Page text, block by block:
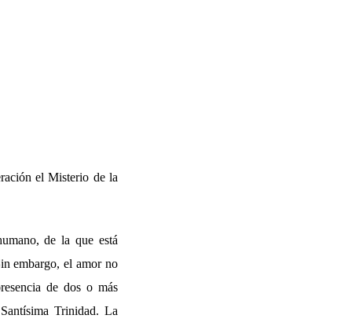
el Misterio de la
de la que está
embargo, el amor no
de dos o más
Trinidad. La